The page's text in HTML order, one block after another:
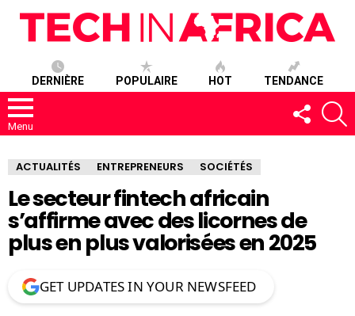
DERNIÈRE POPULAIRE HOT TENDANCE
Menu
SUIVEZ-
NOUS
ACTUALITÉS ENTREPRENEURS SOCIÉTÉS
Le secteur fintech africain
s’affirme avec des licornes de
plus en plus valorisées en 2025
GET UPDATES IN YOUR NEWSFEED